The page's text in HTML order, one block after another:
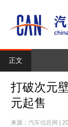
正文
打破次元
元起售
来源：汽车信息网 |